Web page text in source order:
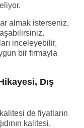
almak isterseniz,
inceleyebilir,
bir firmayla
Dış
de fiyatların
kalitesi,